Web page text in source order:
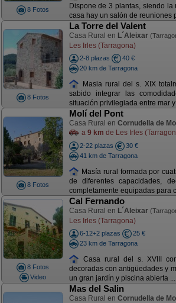
8 Fotos
Dispone de 3 plantas, siendo
casa hay un salón de reuniones
8 Fotos
La Torre del Valent
Casa Rural en L´Aleixar
Les Irles (Tarragona)
2-8 plazas
40 €
20 km de Tarragona
Masia rural del s. XIX
sabido integrar las
situación privilegiada entre mar y
8 Fotos
Molí del Pont
Casa Rural en Cornudella de
a 9 km de Les Irles
2-22 plazas
30 €
41 km de Tarragona
Masía rural formada por
de diferentes capacidades,
completamente equipadas para
8 Fotos
Video
Cal Fernando
Casa Rural en L´Aleixar
Les Irles (Tarragona)
6-12+2 plazas
25 €
23 km de Tarragona
Casa rural del s. XVIII
decoradas con antigüedades y
un gran jardín y piscina abierta ...
Mas del Salin
Casa Rural en Cornudella de